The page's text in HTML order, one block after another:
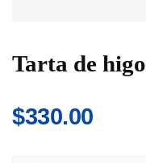
Tarta de higo
$330.00